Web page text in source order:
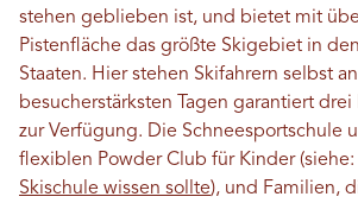
stehen geblieben ist, und bietet mit
Pistenfläche das größte Skigebiet in
Staaten. Hier stehen Skifahrern selbst
besucherstärksten Tagen garantiert drei
zur Verfügung. Die Schneesportschule
flexiblen Powder Club für Kinder (siehe:
Skischule wissen sollte), und Familien,